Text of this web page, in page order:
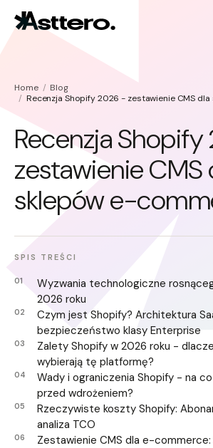
Optymalizacja Shopify
Migracja do Shopify
O nas
Home
Blog
Recenzja Shopify 2026 - zestawienie CMS dla
Recenzja
zestawienie CMS
sklepów e-
SPIS TREŚCI
Wyzwania technologiczne
2026 roku
Czym jest Shopify? Architektura
bezpieczeństwo klasy Enterprise
Zalety Shopify w 2026 roku -
wybierają tę platformę?
Wady i ograniczenia Shopify - na
przed wdrożeniem?
Rzeczywiste koszty Shopify:
analiza TCO
Zestawienie CMS dla e-